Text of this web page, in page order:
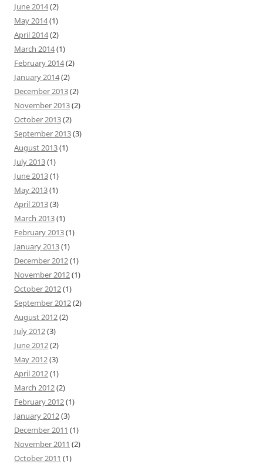
June 2014(2)
May 2014(1)
April 2014(2)
March 2014(1)
February 2014(2)
January 2014(2)
December 2013(2)
November 2013(2)
October 2013(2)
September 2013(3)
August 2013(1)
July 2013(1)
June 2013(1)
May 2013(1)
April 2013(3)
March 2013(1)
February 2013(1)
January 2013(1)
December 2012(1)
November 2012(1)
October 2012(1)
September 2012(2)
August 2012(2)
July 2012(3)
June 2012(2)
May 2012(3)
April 2012(1)
March 2012(2)
February 2012(1)
January 2012(3)
December 2011 (1)
November 2011 (2)
October 2011 (1)